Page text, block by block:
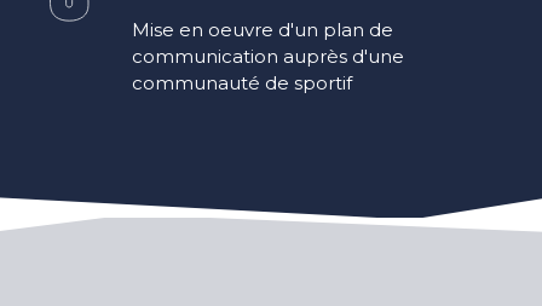
Mise en oeuvre d'un plan de
communication auprès d'une
communauté de sportif